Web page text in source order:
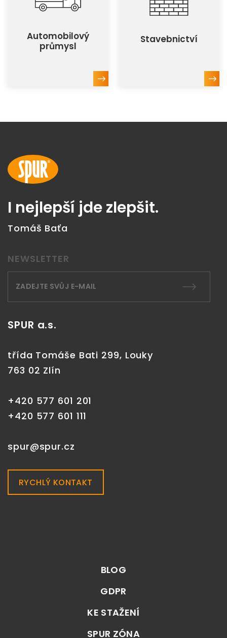
Automobilový
průmysl
Stavebnictví
I nejlepší jde zlepšit.
Tomáš Baťa
NEWSLETTER
SPUR a.s.
třída Tomáše Bati 299, Louky
763 02 Zlín
+420 577 601 201
+420 577 601 111
spur@spur.cz
RYCHLÝ KONTAKT
BLOG
GDPR
KE STAŽENÍ
SPUR ZÓNA